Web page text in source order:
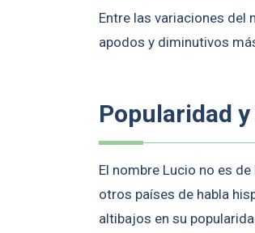
Entre las variaciones del
apodos y diminutivos
Popularidad
El nombre Lucio no es
otros países de habla
altibajos en su